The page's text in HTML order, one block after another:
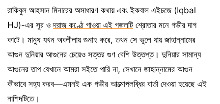
রাকিবুল আহসান মিনারের অসাধারণ কথায় এবং ইকবাল এইচজে (Iqbal
HJ)-এর সুর ওদরাজ কণ্ঠে গাওয়া এই গজলটি শ্রোতার মনে গভীর দাগ
কাটে। মানুষ যখন অবলীলায় গুনাহ করে, তখন সে ভুলে যায় জাহান্নামের
আগুন দুনিয়ার আগুনের চেয়েও সত্তর গুণ বেশি উত্তপ্ত। দুনিয়ার সামান্য
আগুনের তাপ যেখানে আমরা সইতে পারি না, সেখানে জাহান্নামের আগুন
কীভাবে সহ্য করব—এমনই এক গভীর আত্মোপলব্ধির বার্তা দেওয়া হয়েছে এই
নাশিদটিতে।